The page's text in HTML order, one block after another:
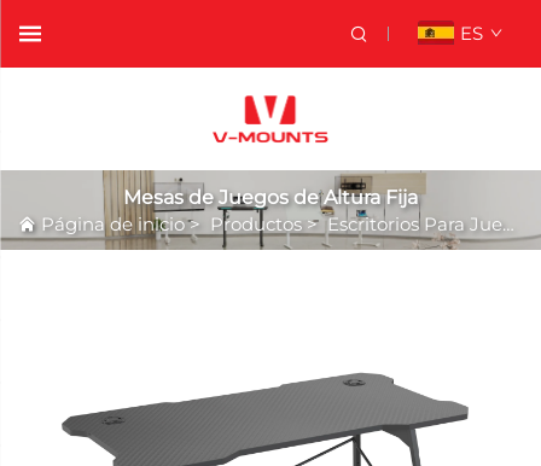
ES
Mesas de Juegos de Altura Fija
Página de inicio> Productos>Escritorios Para Juegos